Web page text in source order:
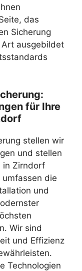
das
Sicherung
Art ausgebildet
für Ihre
stellen wir
und stellen
in Zirndorf
die
und
Wir sind
und Effizienz
Technologien